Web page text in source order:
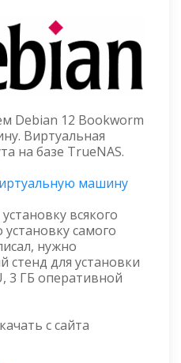
Debian 12 Bookworm
Виртуальная
на базе TrueNAS.
машину
всякого
самого
нужно
стенд для установки
3 ГБ оперативной
с сайта